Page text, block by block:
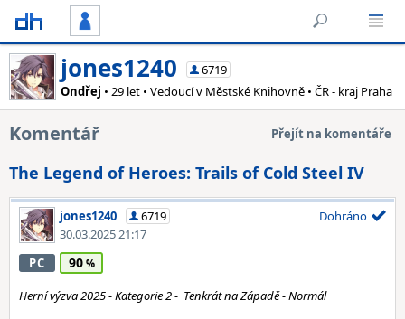
jones1240
6719
Ondřej • 29 let • Vedoucí v Městské Knihovně • ČR - kraj Praha
Komentář Přejít na komentáře
The Legend of Heroes: Trails of Cold Steel IV
jones1240
6719
30.03.2025 21:17
Dohráno
PC 90
Herní výzva 2025 - Kategorie 2 - Tenkrát na Západě - Normál